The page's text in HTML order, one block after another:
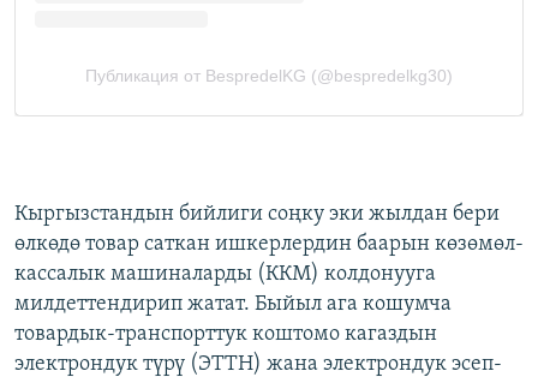
Кыргызстандын бийлиги соңку эки жылдан бери
өлкөдө товар саткан ишкерлердин баарын көзөмөл-
кассалык машиналарды (ККМ) колдонууга
милдеттендирип жатат. Быйыл ага кошумча
товардык-транспорттук коштомо кагаздын
электрондук түрү (ЭТТН) жана электрондук эсеп-